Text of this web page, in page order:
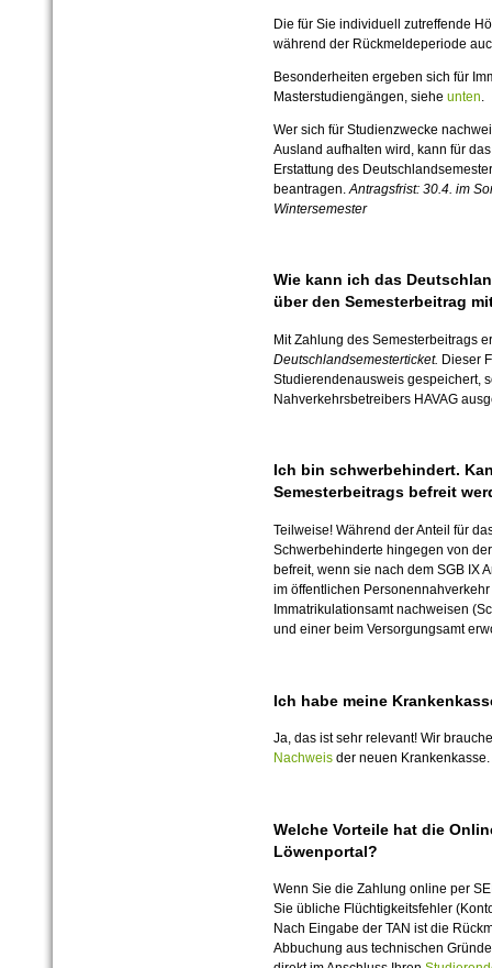
Die für Sie individuell zutreffende
während der Rückmeldeperiode
Besonderheiten ergeben sich für
Masterstudiengängen, siehe unten
Wer sich für Studienzwecke
Ausland aufhalten wird, kann für
Erstattung des
beantragen. Antragsfrist: 30.4. im
Wintersemester
Wie kann ich das
über den Semesterbeitrag
Mit Zahlung des Semesterbeitrags
Deutschlandsemesterticket. Dieser
Studierendenausweis gespeichert,
Nahverkehrsbetreibers HAVAG
Ich bin schwerbehindert.
Semesterbeitrags befreit
Teilweise! Während der Anteil für
Schwerbehinderte hingegen von
befreit, wenn sie nach dem SGB IX
im öffentlichen
Immatrikulationsamt nachweisen
und einer beim Versorgungsamt
Ich habe meine
Ja, das ist sehr relevant! Wir
Nachweisder neuen Krankenkasse.
Welche Vorteile hat die
Löwenportal?
Wenn Sie die Zahlung online per
Sie übliche Flüchtigkeitsfehler
Nach Eingabe der TAN ist die
Abbuchung aus technischen